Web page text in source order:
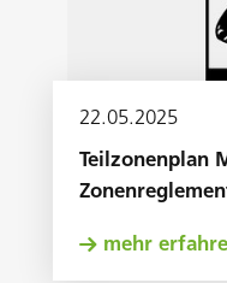
22.05.2025
Teilzonenplan
mehr